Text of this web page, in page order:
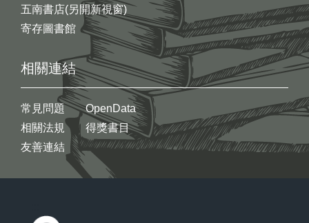
五南書店(另開新視窗)
寄存圖書館
相關連結
常見問題
相關法規
友善連結
OpenData
得獎書目